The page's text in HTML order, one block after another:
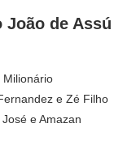
João de Assú
Milionário
e Zé Filho
e Amazan